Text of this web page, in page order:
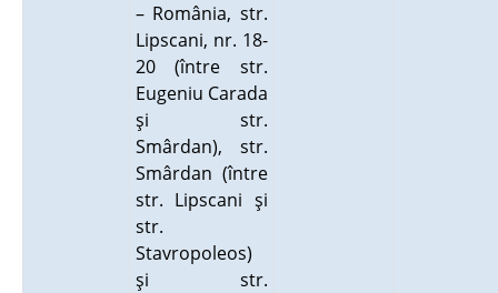
– România, str.
Lipscani, nr. 18-
20 (între str.
Eugeniu Carada
şi str.
Smârdan), str.
Smârdan (între
str. Lipscani şi
str.
Stavropoleos)
şi str.